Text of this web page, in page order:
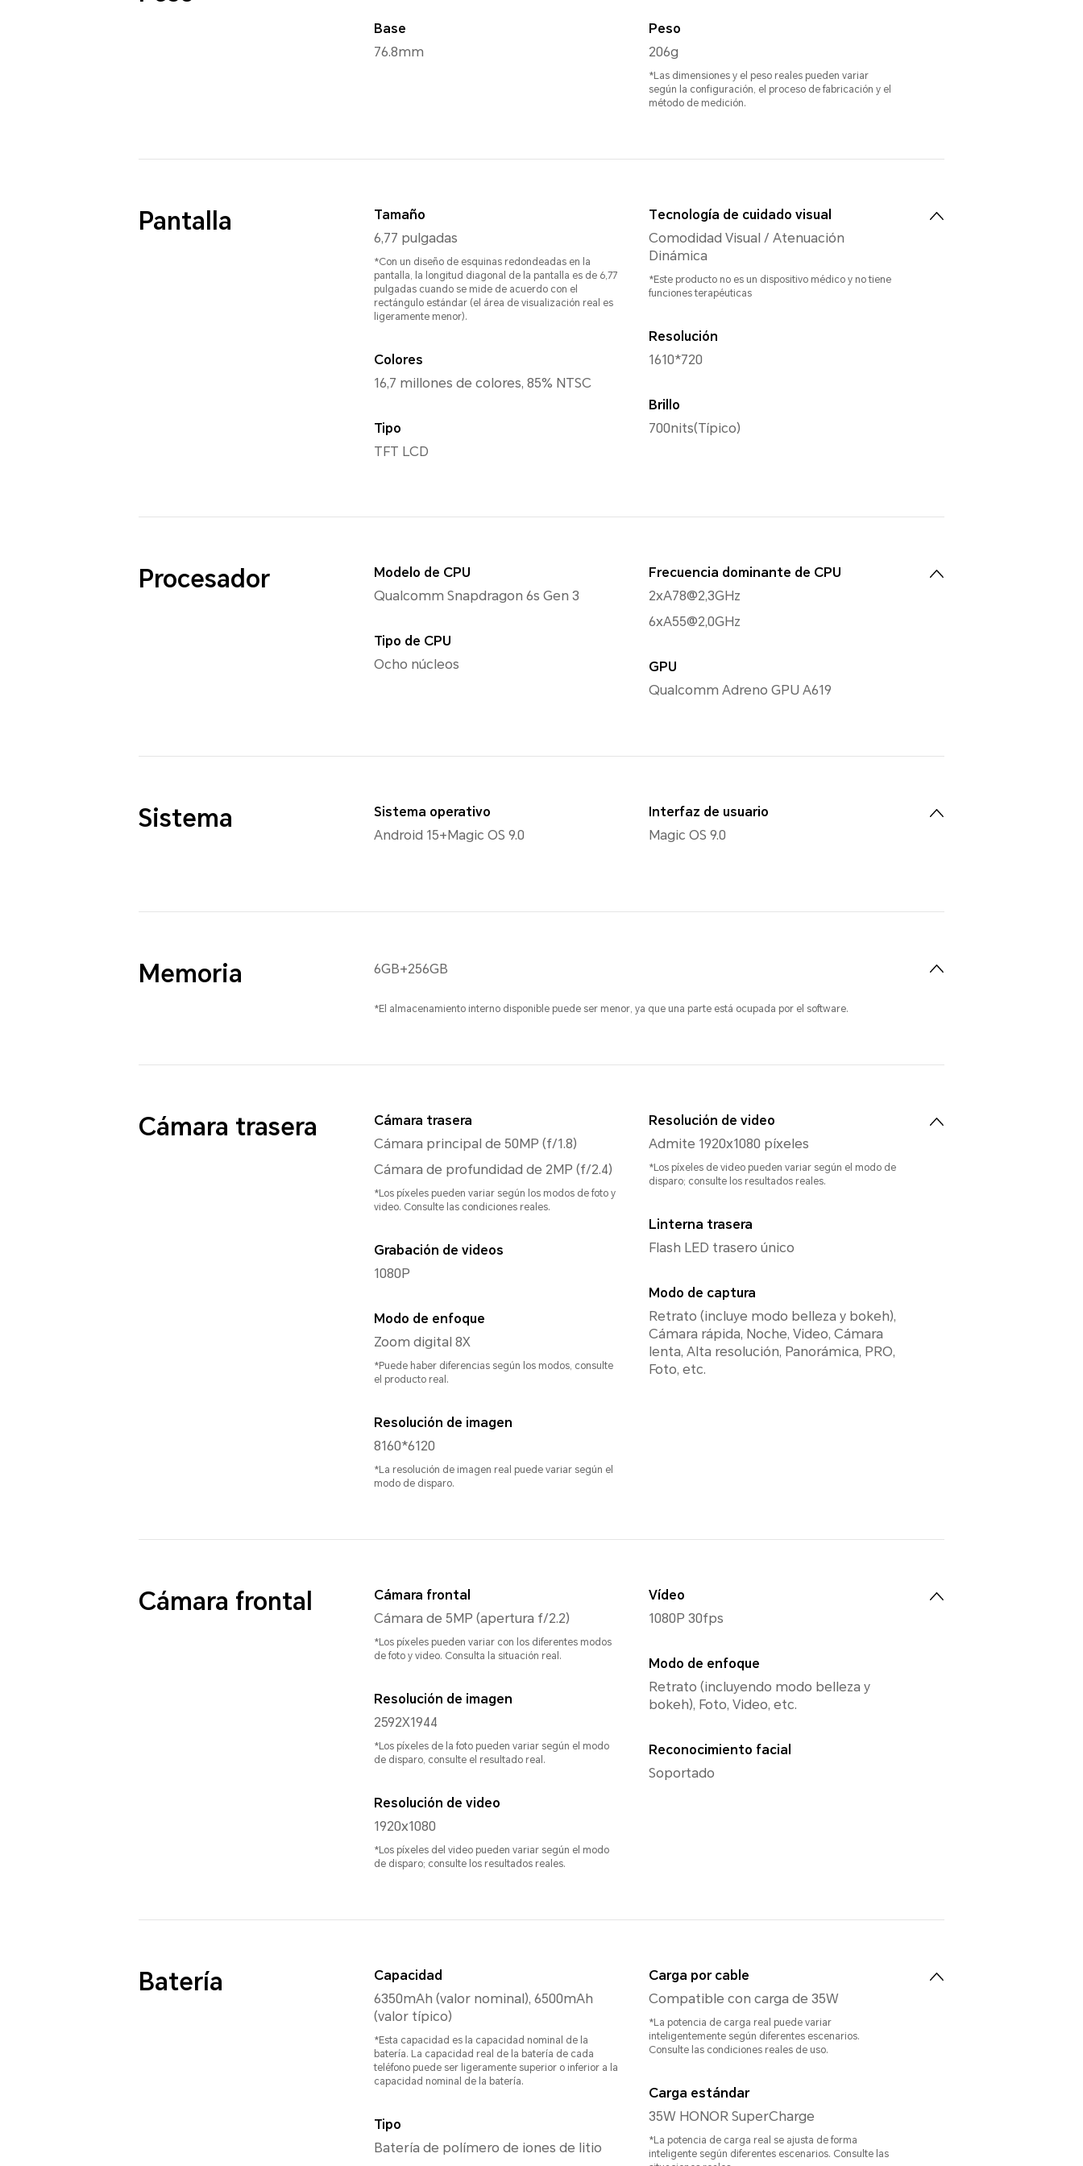
Base
76.8mm
Peso
206g
*Las dimensiones y el peso reales pueden variar
según la configuración, el proceso de fabricación y el
método de medición.
Pantalla
Tamaño
6,77 pulgadas
*Con un diseño de esquinas redondeadas en la
pantalla, la longitud diagonal de la pantalla es de 6,77
pulgadas cuando se mide de acuerdo con el
rectángulo estándar (el área de visualización real es
ligeramente menor).
Colores
16,7 millones de colores, 85% NTSC
Tipo
TFT LCD
Tecnología de cuidado visual
Comodidad Visual / Atenuación
Dinámica
*Este producto no es un dispositivo médico y no tiene
funciones terapéuticas
Resolución
1610*720
Brillo
700nits(Típico)
Procesador
Modelo de CPU
Qualcomm Snapdragon 6s Gen 3
Tipo de CPU
Ocho núcleos
Frecuencia dominante de CPU
2xA78@2,3GHz
6xA55@2,0GHz
GPU
Qualcomm Adreno GPU A619
Sistema
Sistema operativo
Android 15+Magic OS 9.0
Interfaz de usuario
Magic OS 9.0
Memoria 6GB+256GB
*El almacenamiento interno disponible puede ser menor, ya que una parte está ocupada por el software.
Cámara trasera
Cámara trasera
Cámara principal de 50MP (f/1.8)
Cámara de profundidad de 2MP (f/2.4)
*Los píxeles pueden variar según los modos de foto y
video. Consulte las condiciones reales.
Grabación de videos
1080P
Modo de enfoque
Zoom digital 8X
*Puede haber diferencias según los modos, consulte
el producto real.
Resolución de imagen
8160*6120
*La resolución de imagen real puede variar según el
modo de disparo.
Resolución de video
Admite 1920x1080 píxeles
*Los píxeles de video pueden variar según el modo de
disparo; consulte los resultados reales.
Linterna trasera
Flash LED trasero único
Modo de captura
Retrato (incluye modo belleza y bokeh),
Cámara rápida, Noche, Video, Cámara
lenta, Alta resolución, Panorámica, PRO,
Foto, etc.
Cámara frontal
Cámara frontal
Cámara de 5MP (apertura f/2.2)
*Los píxeles pueden variar con los diferentes modos
de foto y video. Consulta la situación real.
Resolución de imagen
2592X1944
*Los píxeles de la foto pueden variar según el modo
de disparo, consulte el resultado real.
Resolución de video
1920x1080
*Los píxeles del video pueden variar según el modo
de disparo; consulte los resultados reales.
Vídeo
1080P 30fps
Modo de enfoque
Retrato (incluyendo modo belleza y
bokeh), Foto, Video, etc.
Reconocimiento facial
Soportado
Batería
Capacidad
6350mAh (valor nominal), 6500mAh
(valor típico)
*Esta capacidad es la capacidad nominal de la
batería. La capacidad real de la batería de cada
teléfono puede ser ligeramente superior o inferior a la
capacidad nominal de la batería.
Tipo
Batería de polímero de iones de litio
Carga por cable
Compatible con carga de 35W
*La potencia de carga real puede variar
inteligentemente según diferentes escenarios.
Consulte las condiciones reales de uso.
Carga estándar
35W HONOR SuperCharge
*La potencia de carga real se ajusta de forma
inteligente según diferentes escenarios. Consulte las